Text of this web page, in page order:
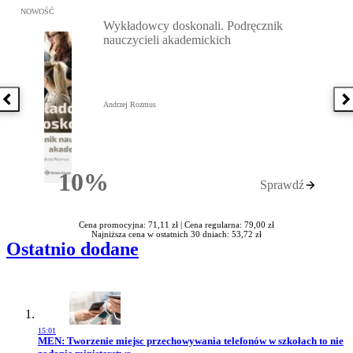
Poprzednia książka
Przejdź do: Wykładowcy doskonali. Podręcznik nauczycieli
NOWOŚĆ
10%Rabatu
Wykładowcy doskonali. Podręcznik
nauczycieli akademickich
Andrzej Rozmus
Sprawdź
Cena promocyjna: 71,11 zł | Cena regularna: 79,00 zł
Najniższa cena w ostatnich 30 dniach: 53,72 zł
Ostatnio dodane
15:01
Przejdź do artykułu:
MEN: Tworzenie miejsc przechowywania telefonów w szkołach to nie